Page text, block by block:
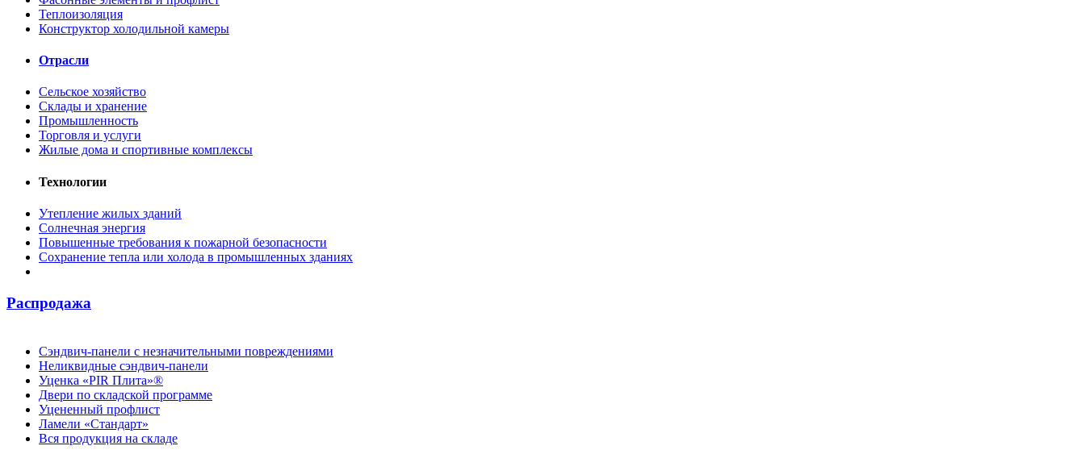
Теплоизоляция
Конструктор холодильной камеры
Отрасли
Сельское хозяйство
Склады и хранение
Промышленность
Торговля и услуги
Жилые дома и спортивные комплексы
Технологии
Утепление жилых зданий
Солнечная энергия
Повышенные требования к пожарной безопасности
Сохранение тепла или холода в промышленных зданиях
Распродажа
Сэндвич-панели с незначительными повреждениями
Неликвидные сэндвич-панели
Уценка «PIR Плита»®
Двери по складской программе
Уцененный профлист
Ламели «Стандарт»
Вся продукция на складе